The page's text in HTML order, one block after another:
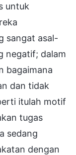
untuk
sangat asal-
negatif; dalam
bagaimana
dan tidak
itulah motif
tugas
sedang
dengan